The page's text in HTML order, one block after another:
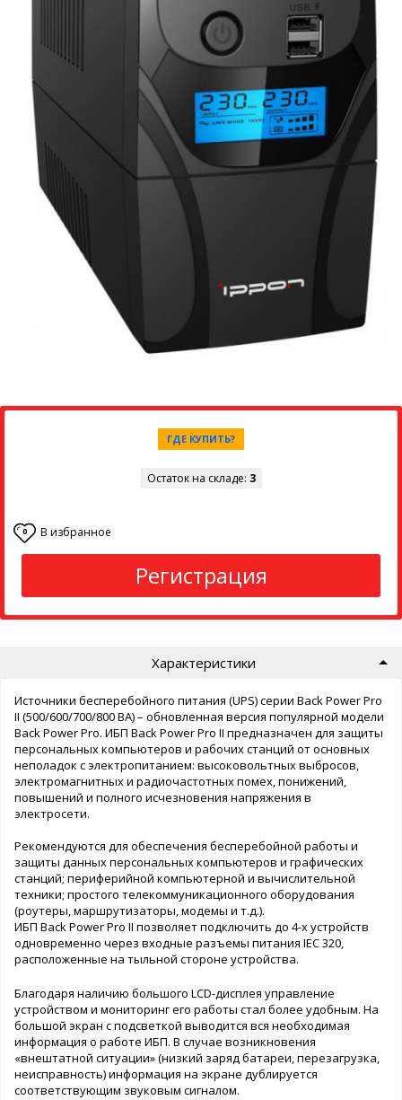
ГДЕ КУПИТЬ?
Остаток на складе: 3
0 В избранное
Регистрация
Характеристики
Источники бесперебойного питания (UPS) серии Back Power Pro
II (500/600/700/800 ВА) – обновленная версия популярной модели
Back Power Pro. ИБП Back Power Pro II предназначен для защиты
персональных компьютеров и рабочих станций от основных
неполадок с электропитанием: высоковольтных выбросов,
электромагнитных и радиочастотных помех, понижений,
повышений и полного исчезновения напряжения в
электросети.
Рекомендуются для обеспечения бесперебойной работы и
защиты данных персональных компьютеров и графических
станций; периферийной компьютерной и вычислительной
техники; простого телекоммуникационного оборудования
(роутеры, маршрутизаторы, модемы и т.д.).
ИБП Back Power Pro II позволяет подключить до 4-х устройств
одновременно через входные разъемы питания IEC 320,
расположенные на тыльной стороне устройства.
Благодаря наличию большого LCD-дисплея управление
устройством и мониторинг его работы стал более удобным. На
большой экран с подсветкой выводится вся необходимая
информация о работе ИБП. В случае возникновения
«внештатной ситуации» (низкий заряд батареи, перезагрузка,
неисправность) информация на экране дублируется
соответствующим звуковым сигналом.